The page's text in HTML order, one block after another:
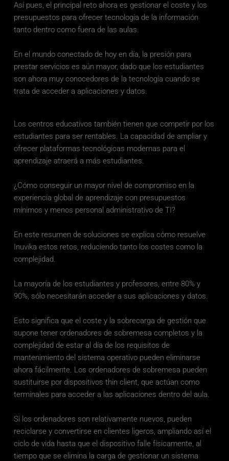
Así pues, el principal reto ahora es gestionar el coste y los
presupuestos para ofrecer tecnología de la información
tanto dentro como fuera de las aulas.
En el mundo conectado de hoy en día, la presión para
prestar servicios es aún mayor, dado que los estudiantes
son ahora muy conocedores de la tecnología cuando se
trata de acceder a aplicaciones y datos.
Los centros educativos también tienen que competir por los
estudiantes para ser rentables. La capacidad de ampliar y
ofrecer plataformas tecnológicas modernas para el
aprendizaje atraerá a más estudiantes.
¿Cómo conseguir un mayor nivel de compromiso en la
experiencia global de aprendizaje con presupuestos
mínimos y menos personal administrativo de TI?
En este resumen de soluciones se explica cómo resuelve
Inuvika estos retos, reduciendo tanto los costes como la
complejidad.
La mayoría de los estudiantes y profesores, entre 80% y
90%, sólo necesitarán acceder a sus aplicaciones y datos.
Esto significa que el coste y la sobrecarga de gestión que
supone tener ordenadores de sobremesa completos y la
complejidad de estar al día de los requisitos de
mantenimiento del sistema operativo pueden eliminarse
ahora fácilmente. Los ordenadores de sobremesa pueden
sustituirse por dispositivos thin client, que actúan como
terminales para acceder a las aplicaciones dentro del aula.
Si los ordenadores son relativamente nuevos, pueden
reciclarse y convertirse en clientes ligeros, ampliando así el
ciclo de vida hasta que el dispositivo falle físicamente, al
tiempo que se elimina la carga de gestionar un sistema